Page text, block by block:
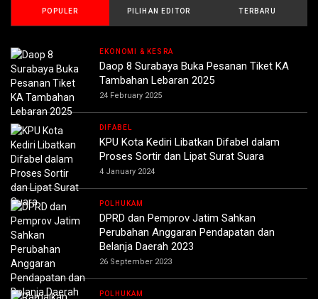
POPULER PILIHAN EDITOR TERBARU
EKONOMI & KESRA
Daop 8 Surabaya Buka Pesanan Tiket KA
Tambahan Lebaran 2025
24 February 2025
DIFABEL
KPU Kota Kediri Libatkan Difabel dalam
Proses Sortir dan Lipat Surat Suara
4 January 2024
POLHUKAM
DPRD dan Pemprov Jatim Sahkan
Perubahan Anggaran Pendapatan dan
Belanja Daerah 2023
26 September 2023
POLHUKAM